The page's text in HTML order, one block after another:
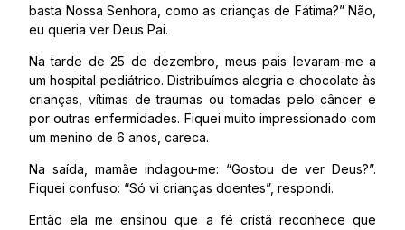
basta Nossa Senhora, como as crianças de Fátima?” Não,
eu queria ver Deus Pai.
Na tarde de 25 de dezembro, meus pais levaram-me a
um hospital pediátrico. Distribuímos alegria e chocolate às
crianças, vítimas de traumas ou tomadas pelo câncer e
por outras enfermidades. Fiquei muito impressionado com
um menino de 6 anos, careca.
Na saída, mamãe indagou-me: “Gostou de ver Deus?”.
Fiquei confuso: “Só vi crianças doentes”, respondi.
Então ela me ensinou que a fé cristã reconhece que